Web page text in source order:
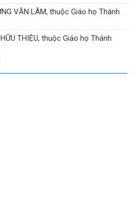
VĂN LÂM, thuộc Giáo họ Thánh
THIỆU, thuộc Giáo họ Thánh